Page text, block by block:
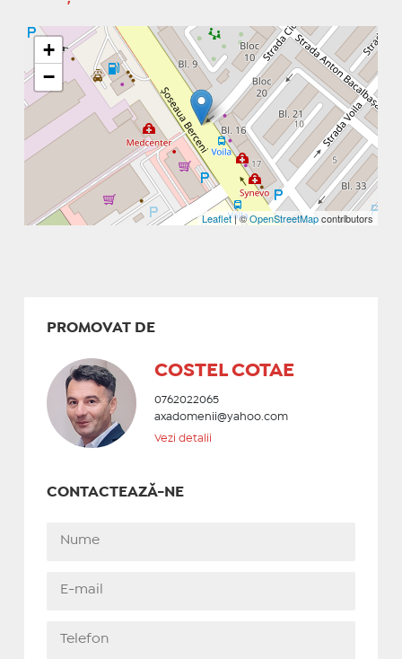
+
−
Leaflet| ©OpenStreetMapcontributors
PROMOVAT DE
COSTEL COTAE
0762022065
axadomenii@yahoo.com
Vezi detalii
CONTACTEAZĂ-NE